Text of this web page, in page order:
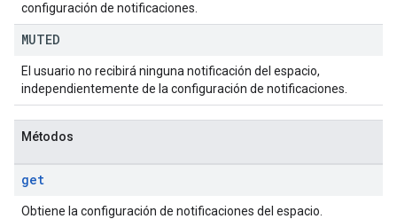
configuración de notificaciones.
MUTED
El usuario no recibirá ninguna notificación del espacio,
independientemente de la configuración de notificaciones.
Métodos
get
Obtiene la configuración de notificaciones del espacio.